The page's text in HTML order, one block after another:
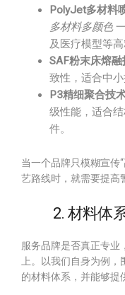
PolyJet多材料
多材料多颜色
及医疗模型等高
SAF粉末床熔融
致性，适合中小
P3精细聚合技
级性能，适合
件。
当一个品牌只模糊宣传
艺路线时，就需要提高
2. 材料体
服务品牌是否真正专业
上。以我们自身为例
的材料体系，并能够提